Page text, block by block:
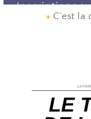
C`est la